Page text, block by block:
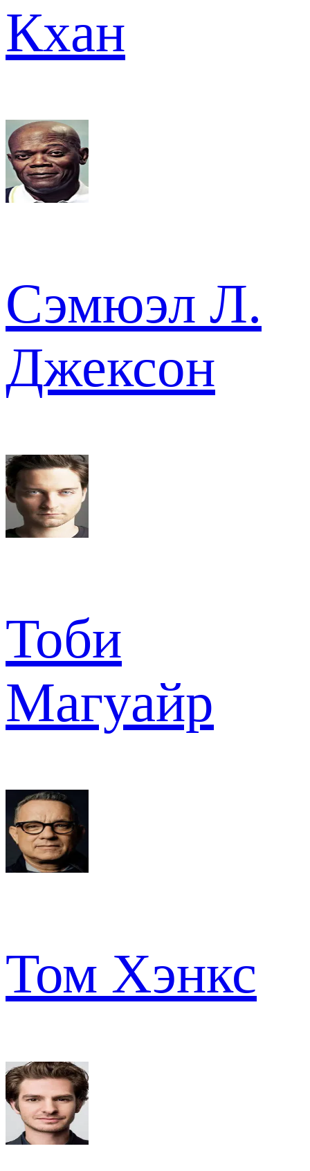
Кхан
Сэмюэл Л.
Джексон
Тоби
Магуайр
Том Хэнкс